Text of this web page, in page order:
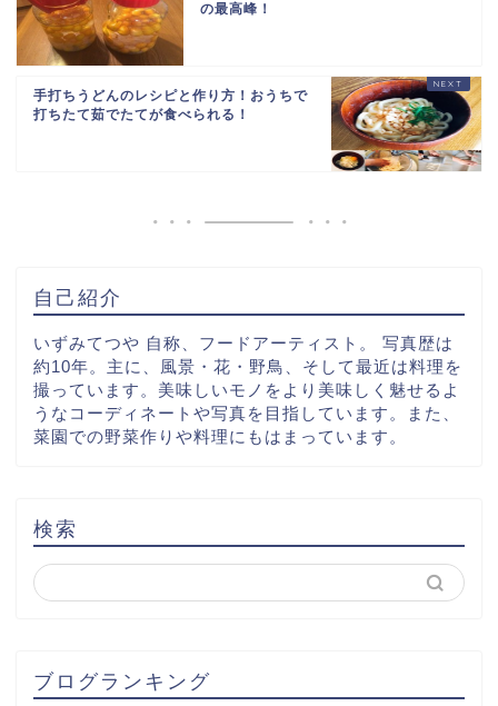
の最高峰！
手打ちうどんのレシピと作り方！おうちで
打ちたて茹でたてが食べられる！
自己紹介
いずみてつや 自称、フードアーティスト。 写真歴は
約10年。主に、風景・花・野鳥、そして最近は料理を
撮っています。美味しいモノをより美味しく魅せるよ
うなコーディネートや写真を目指しています。また、
菜園での野菜作りや料理にもはまっています。
検索
ブログランキング